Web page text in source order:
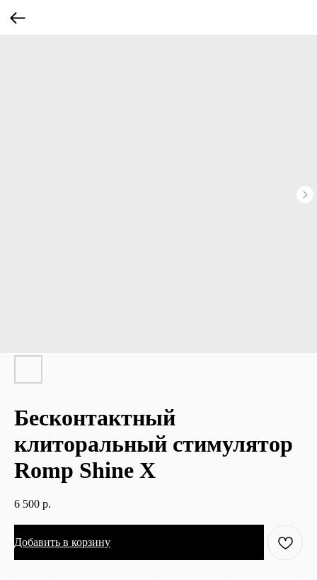
Бесконтактный
клиторальный стимулятор
Romp Shine X
6 500 р.
Добавить в корзину